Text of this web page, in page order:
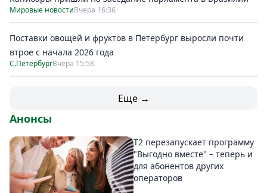
Мировые новостиВчера 16:36
Поставки овощей и фруктов в Петербург выросли почти
втрое с начала 2026 года
С.ПетербургВчера 15:58
Еще →
Анонсы
Т2 перезапускает программу
"Выгодно вместе" – теперь и
для абонентов других
операторов